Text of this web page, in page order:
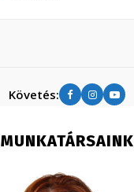
Követés:
MUNKATÁRSAINK